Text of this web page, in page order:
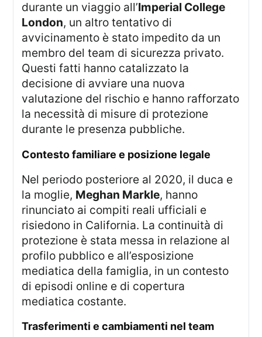
durante un viaggio all’Imperial College
London, un altro tentativo di
avvicinamento è stato impedito da un
membro del team di sicurezza privato.
Questi fatti hanno catalizzato la
decisione di avviare una nuova
valutazione del rischio e hanno rafforzato
la necessità di misure di protezione
durante le presenza pubbliche.
contesto familiare e posizione legale
Nel periodo posteriore al 2020, il duca e
la moglie, Meghan Markle, hanno
rinunciato ai compiti reali ufficiali e
risiedono in California. La continuità di
protezione è stata messa in relazione al
profilo pubblico e all’esposizione
mediatica della famiglia, in un contesto
di episodi online e di copertura
mediatica costante.
trasferimenti e cambiamenti nel team